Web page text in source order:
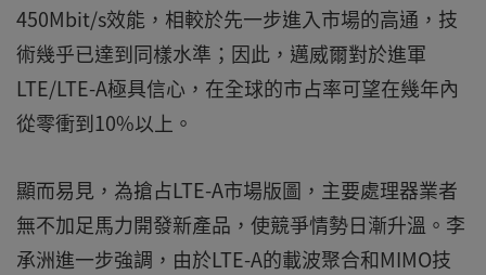
450Mbit/s效能，相較於先一步進入市場的高通，技
術幾乎已達到同樣水準；因此，邁威爾對於進軍
LTE/LTE-A極具信心，在全球的市占率可望在幾年內
從零衝到10%以上。
顯而易見，為搶占LTE-A市場版圖，主要處理器業者
無不加足馬力開發新產品，使競爭情勢日漸升溫。李
承洲進一步強調，由於LTE-A的載波聚合和MIMO技